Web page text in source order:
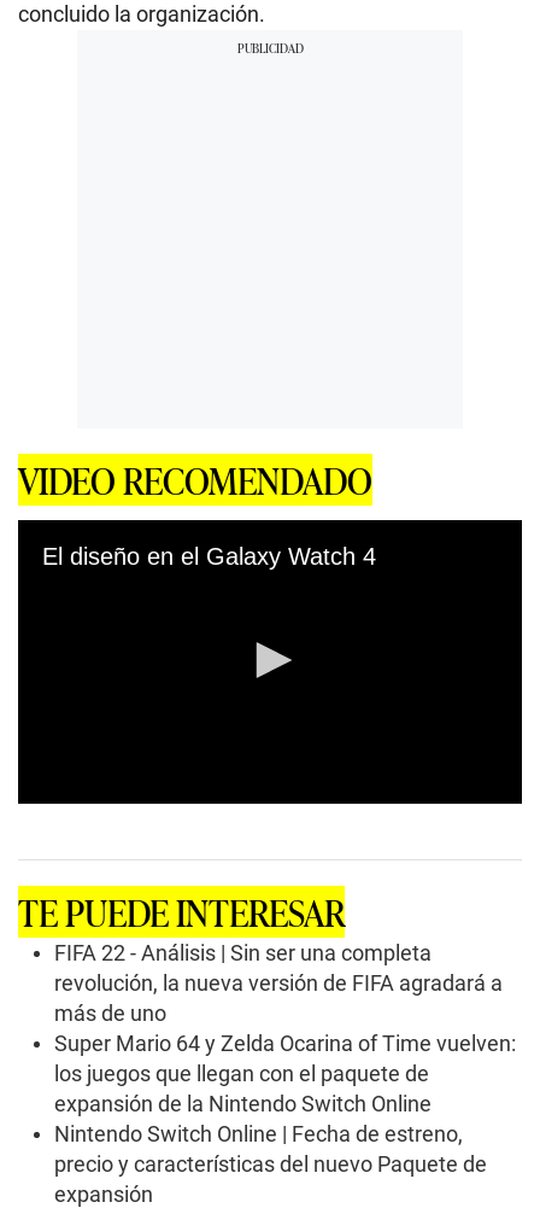
concluido la organización.
VIDEO RECOMENDADO
El diseño en el Galaxy Watch 4
o
n
d
TE PUEDE INTERESAR
FIFA 22 - Análisis | Sin ser una completa
revolución, la nueva versión de FIFA agradará a
más de uno
Super Mario 64 y Zelda Ocarina of Time vuelven:
los juegos que llegan con el paquete de
expansión de la Nintendo Switch Online
Nintendo Switch Online | Fecha de estreno,
precio y características del nuevo Paquete de
expansión